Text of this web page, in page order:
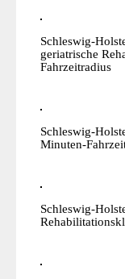
Schleswig-
geriatrische
Fahrzeitradius
Schleswig-
Minuten-
Schleswig-